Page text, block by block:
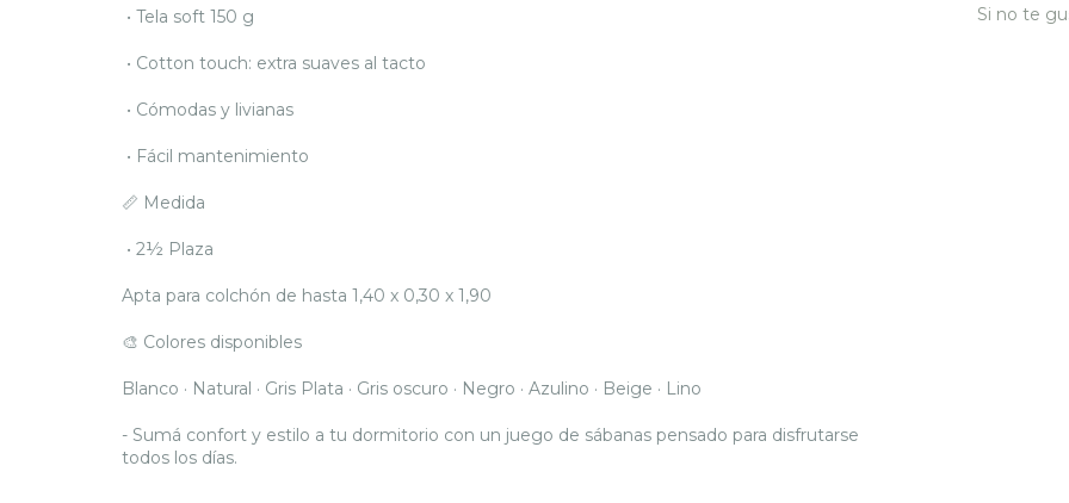
• Tela soft 150 g
• Cotton touch: extra suaves al tacto
• Cómodas y livianas
• Fácil mantenimiento
📏 Medida
• 2½ Plaza
Apta para colchón de hasta 1,40 x 0,30 x 1,90
🎨 Colores disponibles
Blanco · Natural · Gris Plata · Gris oscuro · Negro · Azulino · Beige · Lino
- Sumá confort y estilo a tu dormitorio con un juego de sábanas pensado para disfrutarse
todos los días.
Si no te